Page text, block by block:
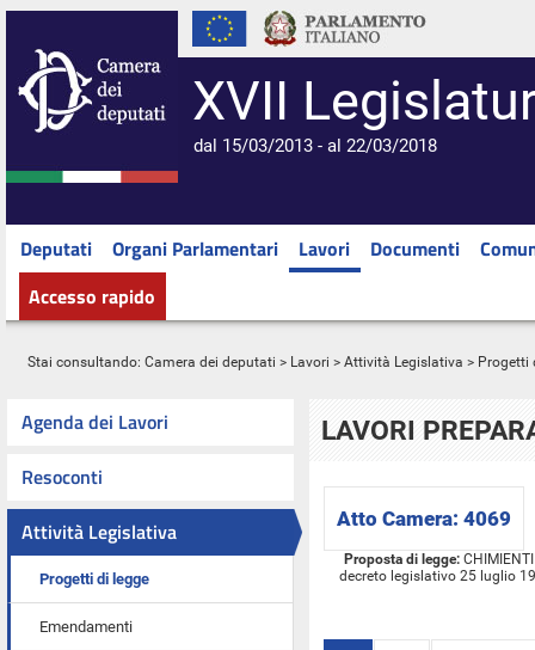
XVII
dal 15/03/2013 - al 22/03/2018
Deputati Organi Parlamentari Lavori Documenti
Accesso rapido
Stai consultando: Camera dei deputati > Lavori > Attività Legislativa > Progetti
Agenda dei Lavori
Resoconti
Attività Legislativa
Progetti di legge
Emendamenti
LAVORI
Atto Camera: 4069
Proposta di legge:
decreto legislativo 25 luglio